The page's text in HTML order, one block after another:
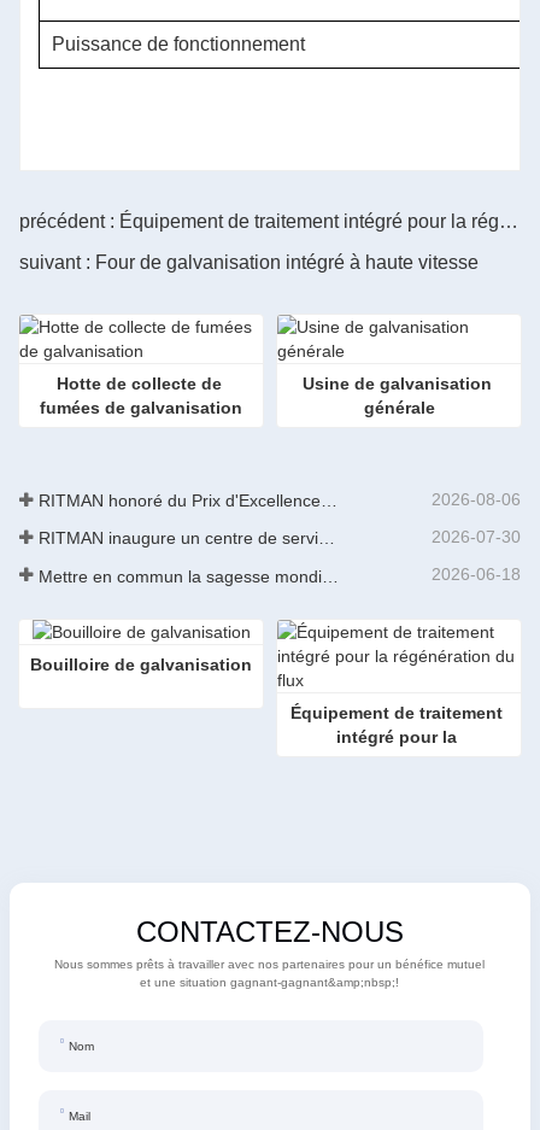
Puissance de fonctionnement
précédent : Équipement de traitement intégré pour la régénération des flux
suivant : Four de galvanisation intégré à haute vitesse
Hotte de collecte de
fumées de galvanisation
Usine de galvanisation
générale
2026-08-06
RITMAN inaugure un centre de service client mondial pour améliorer le support complet du cycle de vie des clients dans le monde entier 2026-07-30
2026-06-18
Bouilloire de galvanisation
Équipement de traitement
intégré pour la
CONTACTEZ-NOUS
Nous sommes prêts à travailler avec nos partenaires pour un bénéfice mutuel
et une situation gagnant-gagnant&amp;nbsp;!
Nom
Mail